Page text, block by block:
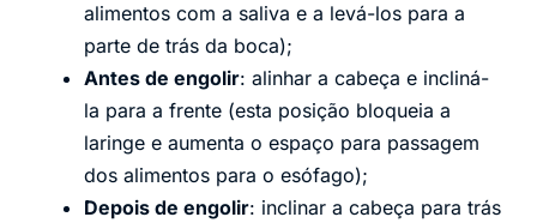
alimentos com a saliva e a levá-los para a
parte de trás da boca);
Antes de engolir: alinhar a cabeça e incliná-
la para a frente (esta posição bloqueia a
laringe e aumenta o espaço para passagem
dos alimentos para o esófago);
Depois de engolir: inclinar a cabeça para trás